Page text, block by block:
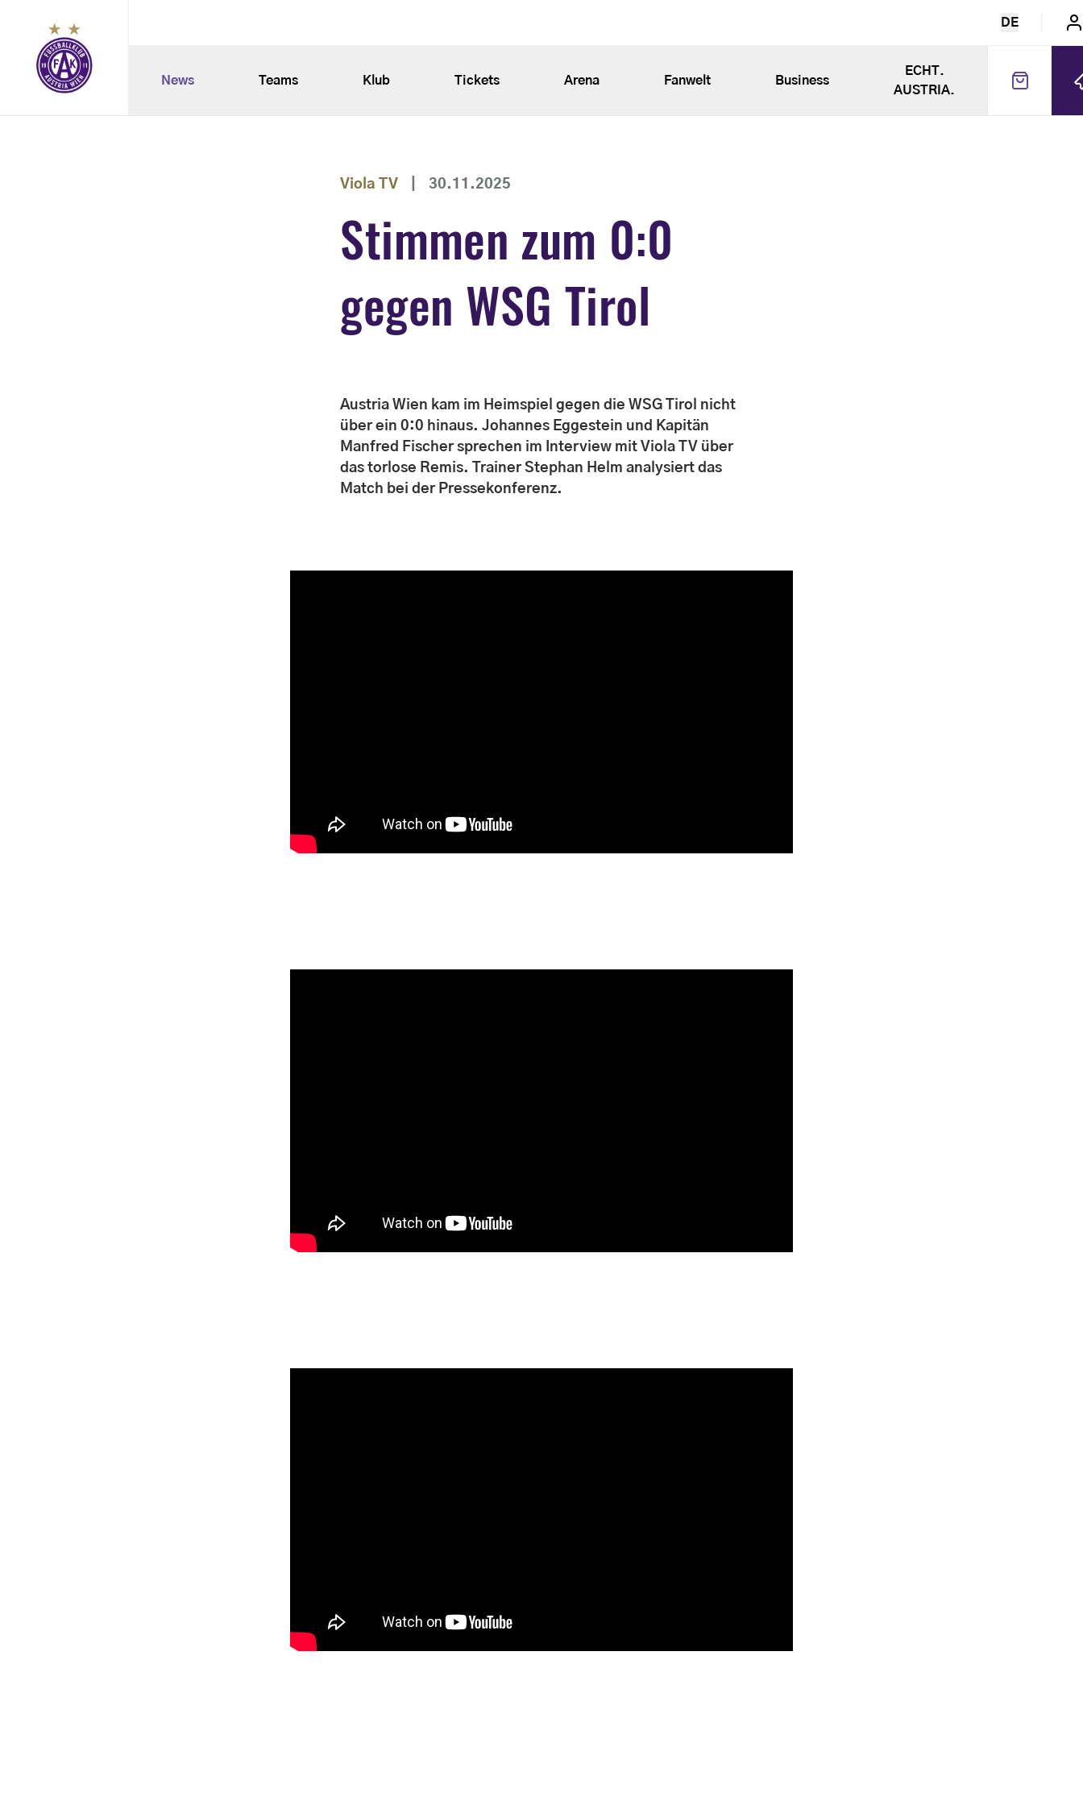
News Teams Klub Tickets Arena Fanwelt Business
ECHT.
AUSTRIA.
DE
Viola TV 30.11.2025
Stimmen zum 0:0
gegen WSG Tirol
Austria Wien kam im Heimspiel gegen die WSG Tirol nicht
über ein 0:0 hinaus. Johannes Eggestein und Kapitän
Manfred Fischer sprechen im Interview mit Viola TV über
das torlose Remis. Trainer Stephan Helm analysiert das
Match bei der Pressekonferenz.